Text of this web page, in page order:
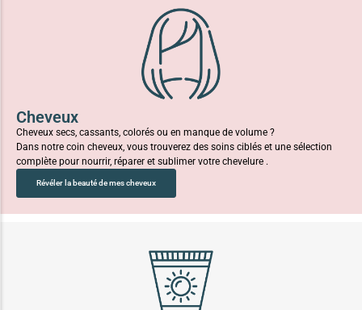
Cheveux
Cheveux secs, cassants, colorés ou en manque de volume ?
Dans notre coin cheveux, vous trouverez des soins ciblés et une sélection
complète pour nourrir, réparer et sublimer votre chevelure .
Révéler la beauté de mes cheveux